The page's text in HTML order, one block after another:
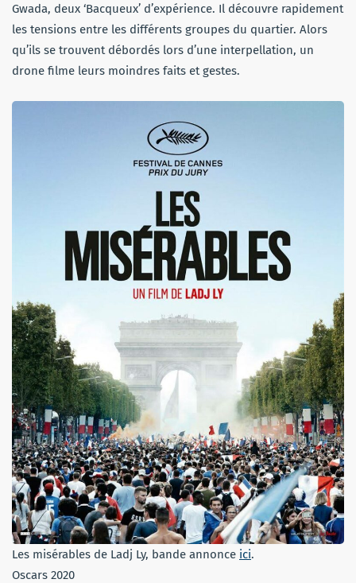
Gwada, deux ‘Bacqueux’ d’expérience. Il découvre rapidement
les tensions entre les différents groupes du quartier. Alors
qu’ils se trouvent débordés lors d’une interpellation, un
drone filme leurs moindres faits et gestes.
Les misérables de Ladj Ly, bande annonce ici.
Oscars 2020